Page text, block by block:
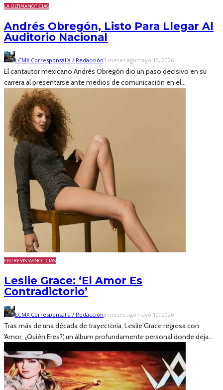
LA ÚLTIMANOTICIAS
Andrés Obregón, Listo Para Llegar Al
Auditorio Nacional
LCMX Corresponsalía / Redacción3 meses agomayo 10, 2026
El cantautor mexicano Andrés Obregón dio un paso decisivo en su
carrera al presentarse ante medios de comunicación en el...
ENTREVISTASNOTICIAS
Leslie Grace: ‘El Amor Es
Contradictorio’
LCMX Corresponsalía / Redacción3 meses agomayo 10, 2026
Tras más de una década de trayectoria, Leslie Grace regresa con
'Amor, ¿Quién Eres?', un álbum profundamente personal donde deja...